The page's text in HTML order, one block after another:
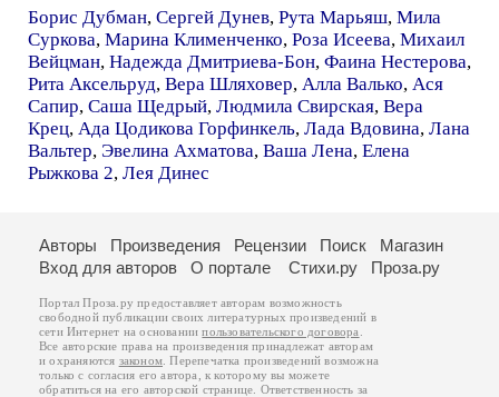
Борис Дубман, Сергей Дунев, Рута Марьяш, Мила
Суркова, Марина Клименченко, Роза Исеева, Михаил
Вейцман, Надежда Дмитриева-Бон, Фаина Нестерова,
Рита Аксельруд, Вера Шляховер, Алла Валько, Ася
Сапир, Саша Щедрый, Людмила Свирская, Вера
Крец, Ада Цодикова Горфинкель, Лада Вдовина, Лана
Вальтер, Эвелина Ахматова, Ваша Лена, Елена
Рыжкова 2, Лея Динес
Авторы Произведения Рецензии Поиск
Магазин
Вход для авторов
О портале Стихи.ру Проза.ру
Портал Проза.ру предоставляет авторам возможность
свободной публикации своих литературных произведений в
сети Интернет на основаниипользовательского договора
Все авторские права на произведения принадлежат авторам
и охраняются законом . Перепечатка произведений возможна
только с согласия его автора, к которому вы можете
обратиться на его авторской странице. Ответственность за